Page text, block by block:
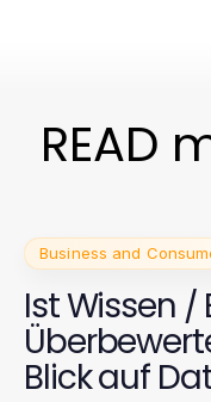
READ
Business and
Ist Wissen
Blick auf